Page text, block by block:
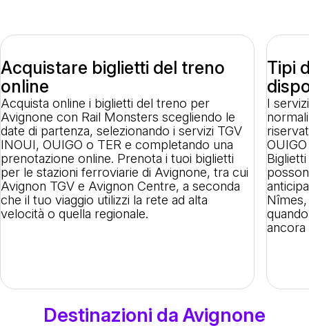
Acquistare biglietti del treno
online
Acquista online i biglietti del treno per
Avignone con Rail Monsters scegliendo le
date di partenza, selezionando i servizi TGV
INOUI, OUIGO o TER e completando una
prenotazione online. Prenota i tuoi biglietti
per le stazioni ferroviarie di Avignone, tra cui
Avignon TGV e Avignon Centre, a seconda
che il tuo viaggio utilizzi la rete ad alta
velocità o quella regionale.
Tipi
I
ancora
Destinazioni da Avignone